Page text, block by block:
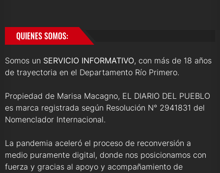
QUIENES SOMOS:
Somos un SERVICIO INFORMATIVO, con más de 18 años
de trayectoria en el Departamento Río Primero.
Propiedad de Marisa Macagno, EL DIARIO DEL PUEBLO
es marca registrada según Resolución N° 2941831 del
Nomenclador Internacional.
La pandemia aceleró el proceso de reconversión a
medio puramente digital, donde nos posicionamos con
fuerza y gracias al apoyo y acompañamiento de